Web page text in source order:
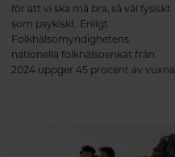
för att vi ska må bra, så väl fysiskt
som psykiskt. Enligt
Folkhälsomyndighetens
nationella folkhälsoenkät från
2024 uppger 45 procent av vuxna